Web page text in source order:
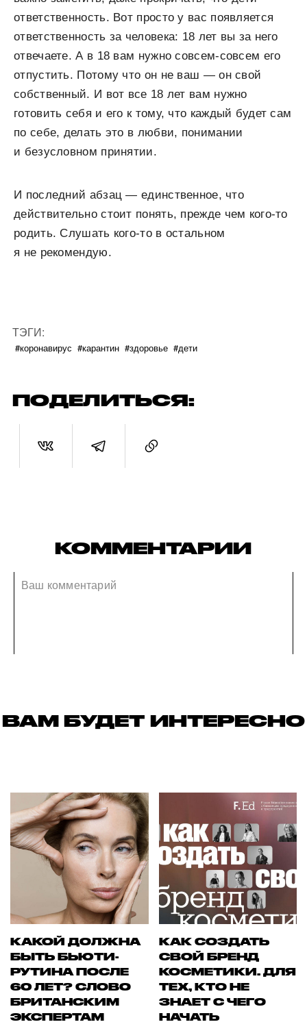
ответственность. Вот просто у вас появляется
ответственность за человека: 18 лет вы за него
отвечаете. А в 18 вам нужно совсем-совсем его
отпустить. Потому что он не ваш — он свой
собственный. И вот все 18 лет вам нужно
готовить себя и его к тому, что каждый будет сам
по себе, делать это в любви, понимании
и безусловном принятии.
И последний абзац — единственное, что
действительно стоит понять, прежде чем кого-то
родить. Слушать кого-то в остальном
я не рекомендую.
ТЭГИ:
#коронавирус #карантин #здоровье #дети
ПОДЕЛИТЬСЯ:
КОММЕНТАРИИ
ВАМ БУДЕТ ИНТЕРЕСНО
КАКОЙ ДОЛЖНА
БЫТЬ БЬЮТИ-
РУТИНА ПОСЛЕ
60 ЛЕТ? СЛОВО
БРИТАНСКИМ
ЭКСПЕРТАМ
КАК СОЗДАТЬ
СВОЙ БРЕНД
КОСМЕТИКИ. ДЛЯ
ТЕХ, КТО НЕ
ЗНАЕТ С ЧЕГО
НАЧАТЬ